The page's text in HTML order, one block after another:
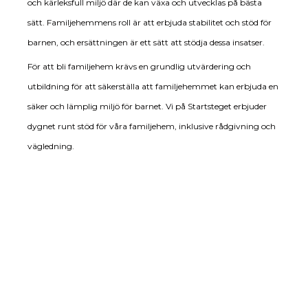
och kärleksfull miljö där de kan växa och utvecklas på bästa
sätt. Familjehemmens roll är att erbjuda stabilitet och stöd för
barnen, och ersättningen är ett sätt att stödja dessa insatser.
För att bli familjehem krävs en grundlig utvärdering och
utbildning för att säkerställa att familjehemmet kan erbjuda en
säker och lämplig miljö för barnet. Vi på Startsteget erbjuder
dygnet runt stöd för våra familjehem, inklusive rådgivning och
vägledning.